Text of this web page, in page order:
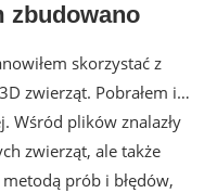
zbudowano
skorzystać z
zwierząt. Pobrałem i…
Wśród plików znalazły
zwierząt, ale także
prób i błędów,